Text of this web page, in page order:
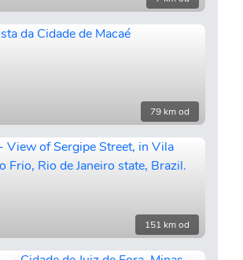
79 km od
151 km od